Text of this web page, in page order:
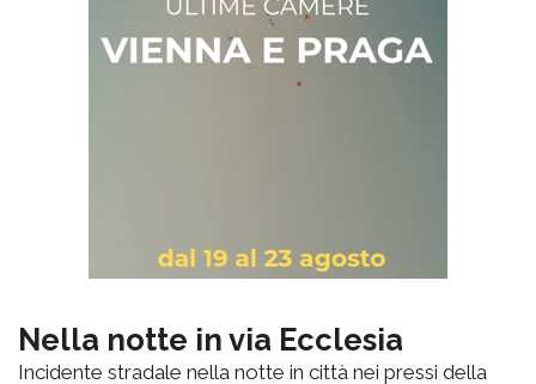
Nella notte in via Ecclesia
Incidente stradale nella notte in città nei pressi della